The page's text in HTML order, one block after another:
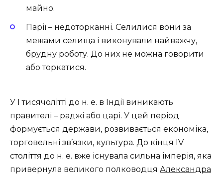
майно.
Парії – недоторканні. Селилися вони за
межами селища і виконували найважчу,
брудну роботу. До них не можна говорити
або торкатися.
У I тисячолітті до н. е. в Індії виникають
правителі – раджі або царі. У цей період
формується держави, розвивається економіка,
торговельні зв’язки, культура. До кінця IV
століття до н. е. вже існувала сильна імперія, яка
привернула великого полководця Александра